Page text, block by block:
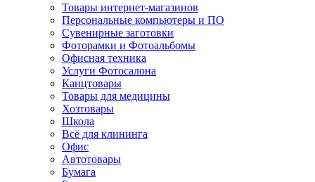
Товары интернет-магазинов
Персональные компьютеры и ПО
Сувенирные заготовки
Фоторамки и Фотоальбомы
Офисная техника
Услуги Фотосалона
Канцтовары
Товары для медицины
Хозтовары
Школа
Всё для клининга
Офис
Автотовары
Бумага